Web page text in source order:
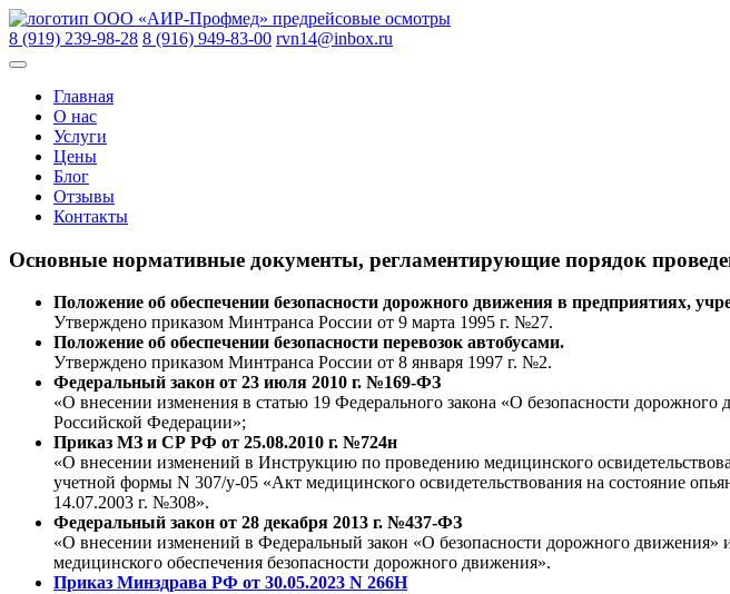
Skip
to
content
ООО «АИР-Профмед» предрейсовые осмотры
8 (919) 239-98-28 8 (916) 949-83-00 rvn14@inbox.ru
Главная
О нас
Услуги
Цены
Блог
Отзывы
Контакты
Основные нормативные документы, регламентирующие порядок
Положение об обеспечении безопасности дорожного движения в предприятиях,
Утверждено приказом Минтранса России от 9 марта 1995 г. №27.
Положение об обеспечении безопасности перевозок автобусами.
Утверждено приказом Минтранса России от 8 января 1997 г. №2.
Федеральный закон от 23 июля 2010 г. №169-ФЗ
«О внесении изменения в статью 19 Федерального закона «О безопасности
Российской Федерации»;
Приказ МЗ и СР РФ от 25.08.2010 г. №724н
«О внесении изменений в Инструкцию по проведению медицинского
учетной формы N 307/у-05 «Акт медицинского освидетельствования на состояние
14.07.2003 г. №308».
Федеральный закон от 28 декабря 2013 г. №437-ФЗ
«О внесении изменений в Федеральный закон «О безопасности дорожного
медицинского обеспечения безопасности дорожного движения».
Приказ Минздрава РФ от 30.05.2023 N 266Н